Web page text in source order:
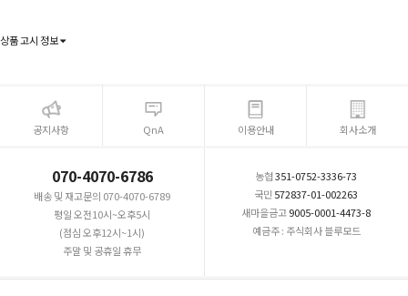
상품 고시 정보
공지사항 QnA 이용안내 회사소개
070-4070-6786
배송 및 재고문의 070-4070-6789
평일 오전10시~오후5시
(점심 오후12시~1시)
주말 및 공휴일 휴무
농협351-0752-3336-73
국민 572837-01-002263
새마을금고9005-0001-4473-8
예금주 : 주식회사 블루모드